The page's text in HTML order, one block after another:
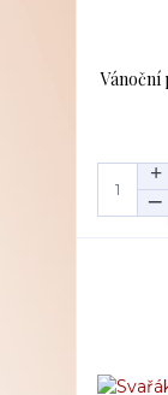
Vánoční